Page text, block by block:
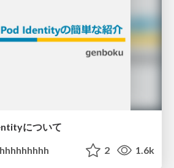
について
2 1.6k